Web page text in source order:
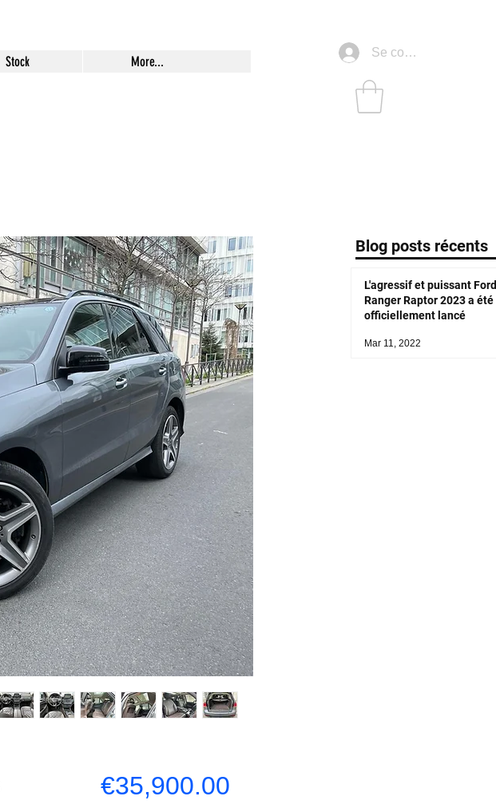
Stock More...
Se connecter
€35,900.00Price
Blog posts récents
L'agressif et puissant Ford
Ranger Raptor 2023 a été
officiellement lancé
Mar 11, 2022